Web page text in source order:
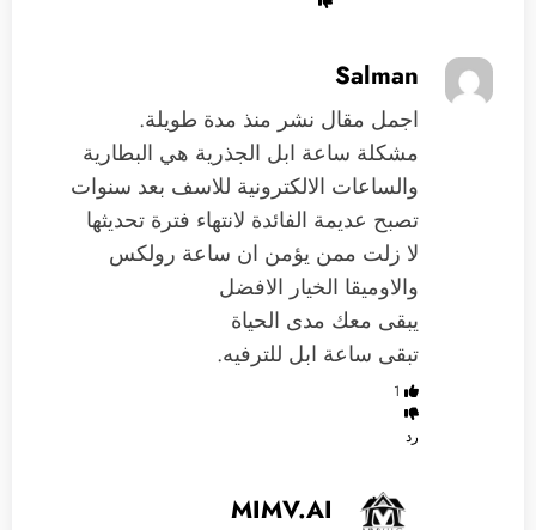
Salman
اجمل مقال نشر منذ مدة طويلة.
مشكلة ساعة ابل الجذرية هي البطارية
والساعات الالكترونية للاسف بعد سنوات
تصبح عديمة الفائدة لانتهاء فترة تحديثها
لا زلت ممن يؤمن ان ساعة رولكس
والاوميقا الخيار الافضل
يبقى معك مدى الحياة
تبقى ساعة ابل للترفيه.
1
رد
MIMV.AI